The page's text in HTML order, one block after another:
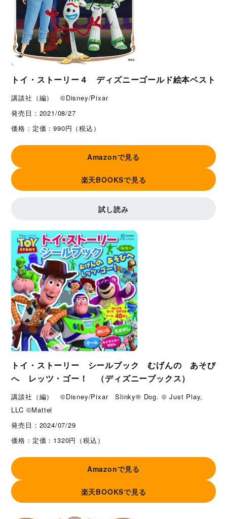
トイ・ストーリー４ ディズニーゴールド絵本ベスト
講談社（編） ©Disney/Pixar
発売日： 2021/08/27
価格： 定価：990円（税込）
Amazonで見る
楽天BOOKSで見る
試し読み
トイ・ストーリー シールブック むげんの あそび
へ レッツ・ゴー！ （ディズニーブックス）
講談社（編） ©Disney/Pixar Slinky® Dog. © Just Play,
LLC ©︎Mattel
発売日： 2024/07/29
価格： 定価：1320円（税込）
Amazonで見る
楽天BOOKSで見る